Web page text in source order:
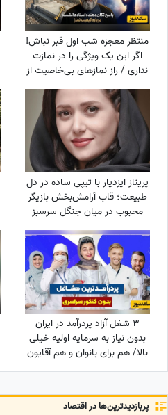
منتظر معجزه شب اول قبر نباش!
اگر این یک ویژگی را در نمازت
نداری / راز نمازهای بی‌خاصیت از
زبان استاد دانشمند
پریناز ایزدیار با تیپی ساده در دل
طبیعت؛ قاب آرامش‌بخش بازیگر
محبوب در میان جنگل سرسبز
3 شغل آزاد پردرآمد در ایران
بدون نیاز به سرمایه اولیه خیلی
بالا/ هم برای بانوان و هم آقایون
پربازدید‌ترین‌ها در اقتصاد